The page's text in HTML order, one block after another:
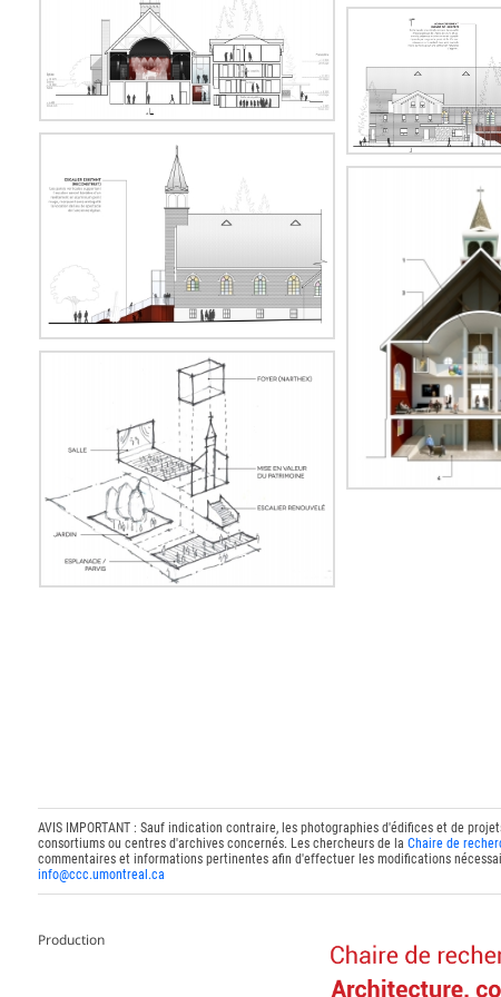
AVIS IMPORTANT : Sauf indication contraire, les photographies d'édifices et de
consortiums ou centres d'archives concernés. Les chercheurs de la Chaire de
commentaires et informations pertinentes afin d'effectuer les modifications
info@ccc.umontreal.ca
Production